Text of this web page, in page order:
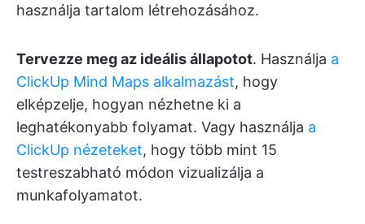
használja tartalom létrehozásához.
Tervezze meg az ideális állapotot. Használja a
ClickUp Mind Maps alkalmazást, hogy
elképzelje, hogyan nézhetne ki a
leghatékonyabb folyamat. Vagy használja a
ClickUp nézeteket, hogy több mint 15
testreszabható módon vizualizálja a
munkafolyamatot.